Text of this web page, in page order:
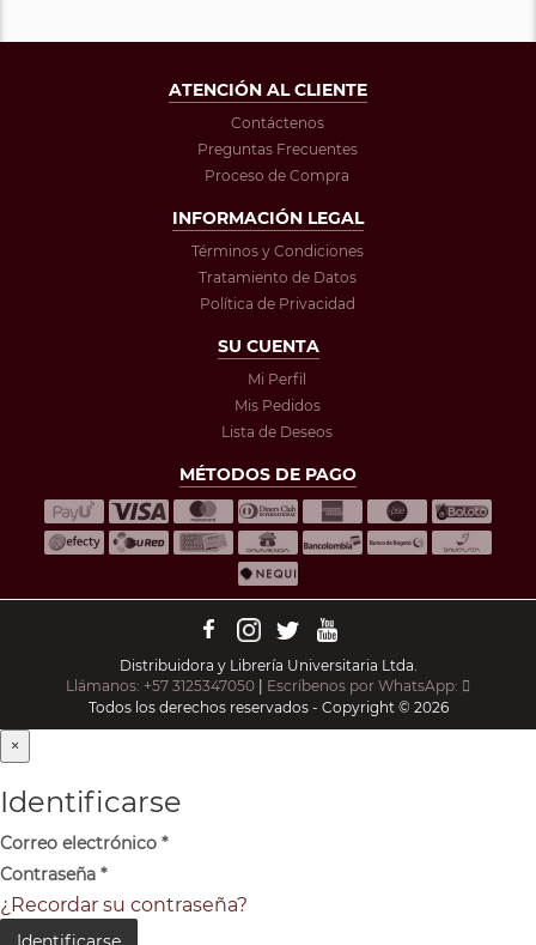
ATENCIÓN AL CLIENTE
Contáctenos
Preguntas Frecuentes
Proceso de Compra
INFORMACIÓN LEGAL
Términos y Condiciones
Tratamiento de Datos
Política de Privacidad
SU CUENTA
Mi Perfil
Mis Pedidos
Lista de Deseos
MÉTODOS DE PAGO
Distribuidora y Librería Universitaria Ltda.
Llámanos: +57 3125347050
Escríbenos por WhatsApp:
Todos los derechos reservados - Copyright © 2026
×
Identificarse
Correo electrónico *
Contraseña *
¿Recordar su contraseña?